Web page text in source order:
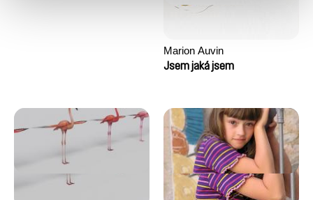
Marion Auvin
Jsem jaká jsem